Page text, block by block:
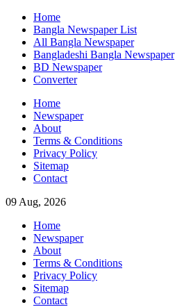
Skip
content
Home
Bangla Newspaper List
All Bangla Newspaper
Bangladeshi Bangla Newspaper
BD Newspaper
Converter
Home
Newspaper
About
Terms & Conditions
Privacy Policy
Sitemap
Contact
09 Aug, 2026
Home
Newspaper
About
Terms & Conditions
Privacy Policy
Sitemap
Contact